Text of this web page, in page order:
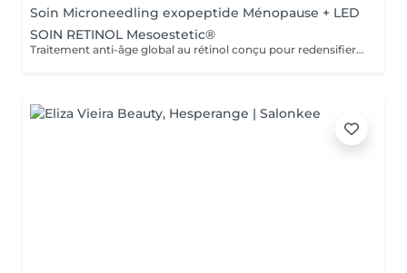
Soin Microneedling exopeptide Ménopause + LED
SOIN RETINOL Mesoestetic®
Traitement anti-âge global au rétinol conçu pour redensifier, éclaircir et revitaliser la peau, en améliorant la texture et en unifiant le teint de la peau. Le traitement sera réalisé après un skin diagnostic réservable dans la rubrique esthétique avancée. nous nous réservons le droit de modifier le soin pour votre sécurité.